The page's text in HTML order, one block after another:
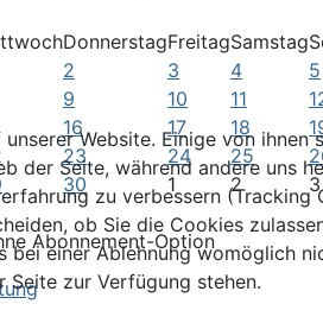
DonnerstagFreitagSamstag
2 3 4
5
9 10 11
16 17 18
23 24 25
30 1 2
3
Abonnement-Option
Website. Einige von ihnen
der Seite, während andere uns
zu verbessern (Tracking
ob Sie die Cookies
bei einer Ablehnung womöglich
Seite zur Verfügung stehen.